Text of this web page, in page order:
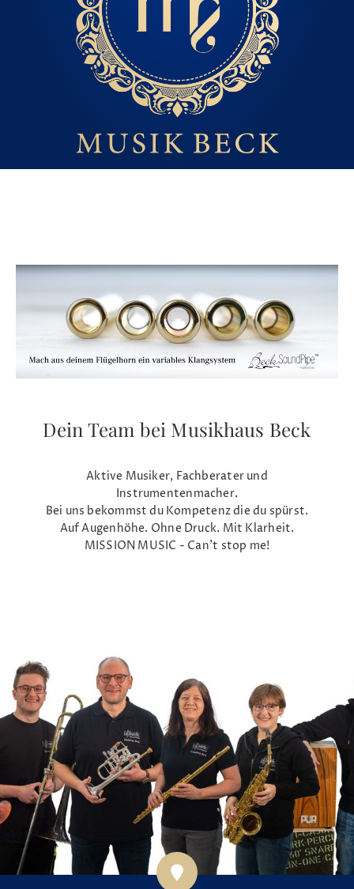
Dein Team bei Musikhaus Beck
Aktive Musiker, Fachberater und
Instrumentenmacher.
Bei uns bekommst du Kompetenz die du spürst.
Auf Augenhöhe. Ohne Druck. Mit Klarheit.
MISSION MUSIC - Can't stop me!